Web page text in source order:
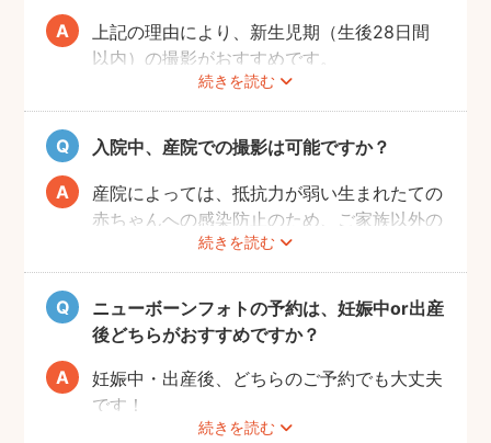
ったり、起きている時間が長くなったりする
ため、ねんねやおくるみのショットは難しく
赤ちゃんの成長ペースや、出生体重は赤ちゃ
んによってそれぞれですので、新生児期を過
ぎてからの撮影をご希望の場合も一度ご相談
ください。
安全面を第一に、赤ちゃんにとって無理の無
いポーズなどご提案させていただきます。
続きを読む
上記の理由により、新生児期（生後28日間
以内）の撮影がおすすめです。
ご実家での撮影も多くございますので、ぜひ
ご検討ください。
ご自宅帰宅後の撮影をご希望で、どうしても
新生児期を過ぎてしまう場合は、おくるみを
巻かずに撮影するライフスタイルニューボー
ンフォトもおすすめです。詳しくはこちら。
入院中、産院での撮影は可能ですか？
続きを読む
産院によっては、抵抗力が弱い生まれたての
赤ちゃんへの感染防止のため、ご家族以外の
面会を制限している場合があります。
まずは、第三者による撮影を許可しているか
産院にご確認ください。
ニューボーンフォトの予約は、妊娠中or出産
後どちらがおすすめですか？
続きを読む
妊娠中・出産後、どちらのご予約でも大丈夫
です！
産後は赤ちゃんのお世話やご自身の体調管理